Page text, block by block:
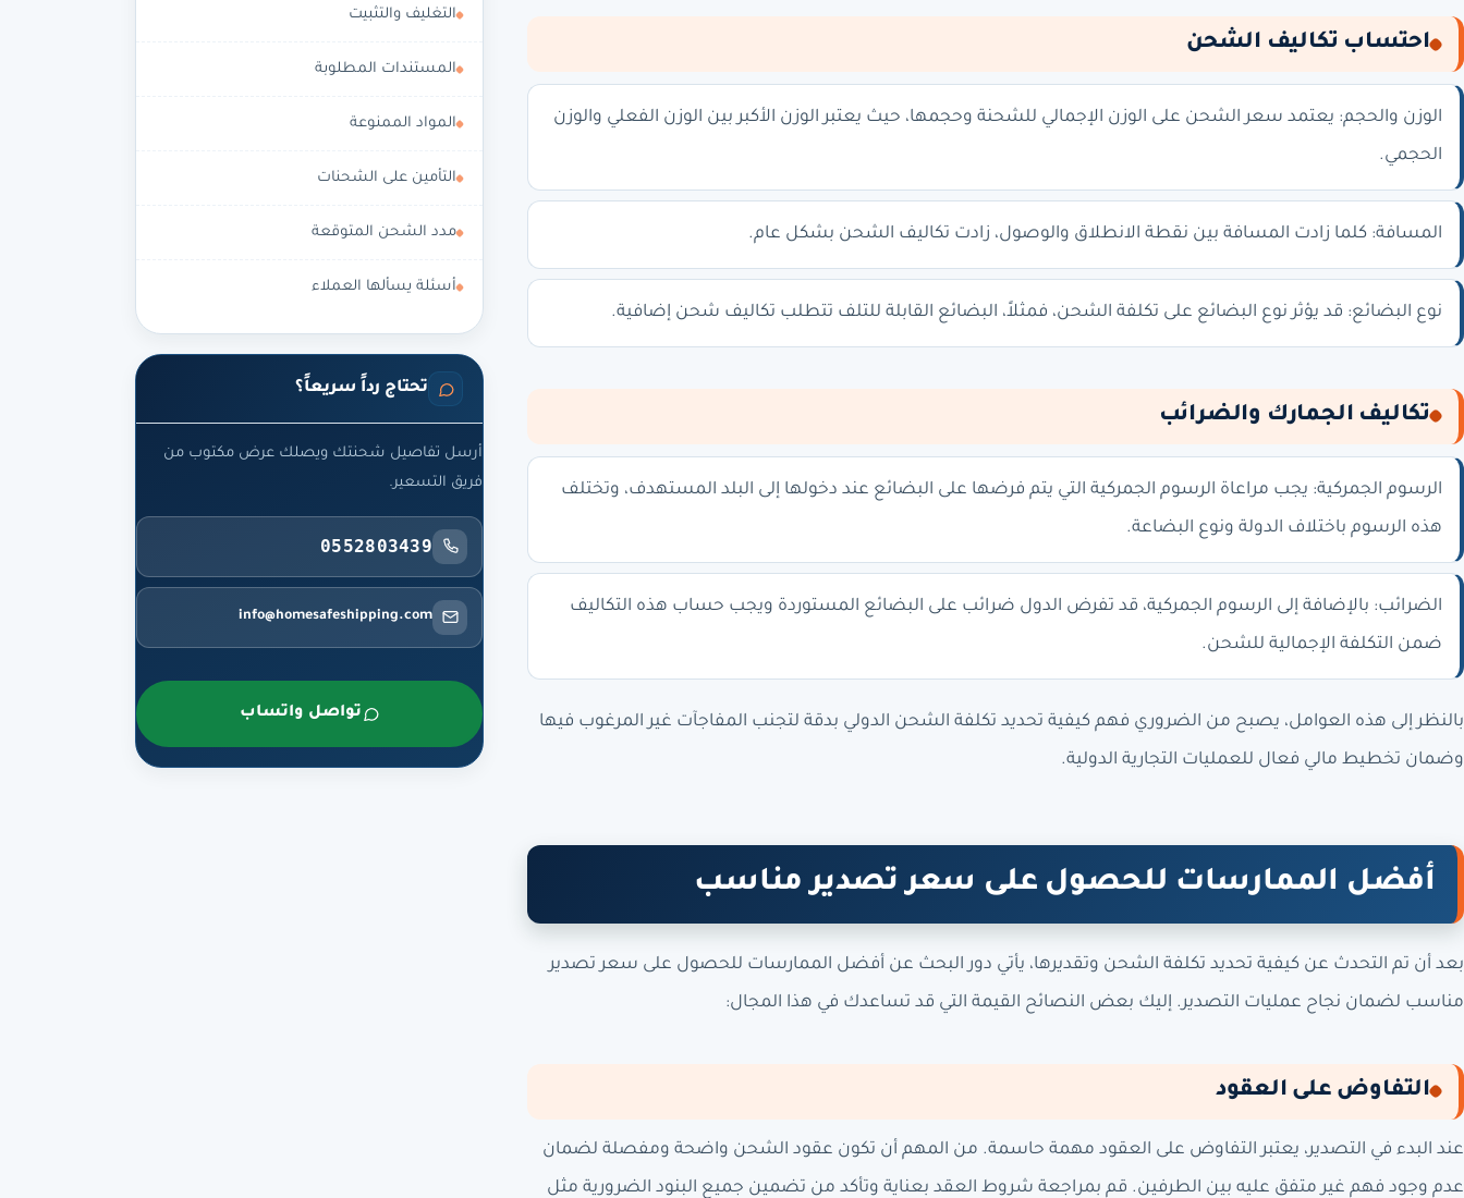
احتساب تكاليف الشحن
الوزن والحجم: يعتمد سعر الشحن على الوزن الإجمالي للشحنة وحجمها، حيث يعتبر الوزن الأكبر بين الوزن الفعلي والوزن
الحجمي.
المسافة: كلما زادت المسافة بين نقطة الانطلاق والوصول، زادت تكاليف الشحن بشكل عام.
نوع البضائع: قد يؤثر نوع البضائع على تكلفة الشحن، فمثلاً، البضائع القابلة للتلف تتطلب تكاليف شحن إضافية.
تكاليف الجمارك والضرائب
الرسوم الجمركية: يجب مراعاة الرسوم الجمركية التي يتم فرضها على البضائع عند دخولها إلى البلد المستهدف، وتختلف
هذه الرسوم باختلاف الدولة ونوع البضاعة.
الضرائب: بالإضافة إلى الرسوم الجمركية، قد تفرض الدول ضرائب على البضائع المستوردة ويجب حساب هذه التكاليف
ضمن التكلفة الإجمالية للشحن.
بالنظر إلى هذه العوامل، يصبح من الضروري فهم كيفية تحديد تكلفة الشحن الدولي بدقة لتجنب المفاجآت غير المرغوب فيها
وضمان تخطيط مالي فعال للعمليات التجارية الدولية.
أفضل الممارسات للحصول على سعر تصدير مناسب
بعد أن تم التحدث عن كيفية تحديد تكلفة الشحن وتقديرها، يأتي دور البحث عن أفضل الممارسات للحصول على سعر تصدير
مناسب لضمان نجاح عمليات التصدير. إليك بعض النصائح القيمة التي قد تساعدك في هذا المجال:
التفاوض على العقود
عند البدء في التصدير، يعتبر التفاوض على العقود مهمة حاسمة. من المهم أن تكون عقود الشحن واضحة ومفصلة لضمان
عدم وجود فهم غير متفق عليه بين الطرفين. قم بمراجعة شروط العقد بعناية وتأكد من تضمين جميع البنود الضرورية مثل
التغليف والتثبيت
المستندات المطلوبة
المواد الممنوعة
التأمين على الشحنات
مدد الشحن المتوقعة
أسئلة يسألها العملاء
تحتاج رداً سريعاً؟
أرسل تفاصيل شحنتك ويصلك عرض مكتوب من
فريق التسعير.
0552803439
info@homesafeshipping.com
تواصل واتساب